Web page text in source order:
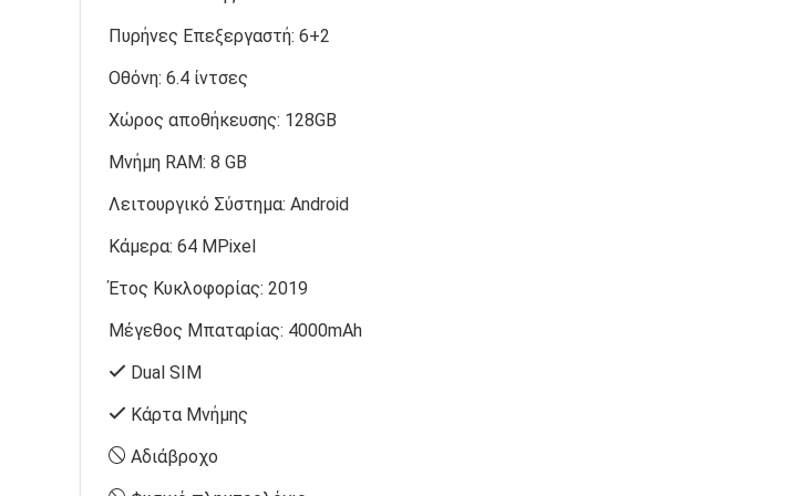
Πυρήνες Επεξεργαστή: 6+2
Οθόνη: 6.4 ίντσες
Χώρος αποθήκευσης: 128GB
Μνήμη RAM: 8 GB
Λειτουργικό Σύστημα: Android
Κάμερα: 64 MPixel
Έτος Κυκλοφορίας: 2019
Μέγεθος Μπαταρίας: 4000mAh
Dual SIM
Κάρτα Μνήμης
Αδιάβροχο